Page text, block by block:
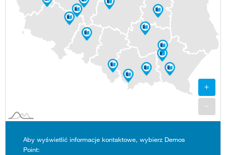
Aby wyświetlić informacje kontaktowe, wybierz Demos
Point: